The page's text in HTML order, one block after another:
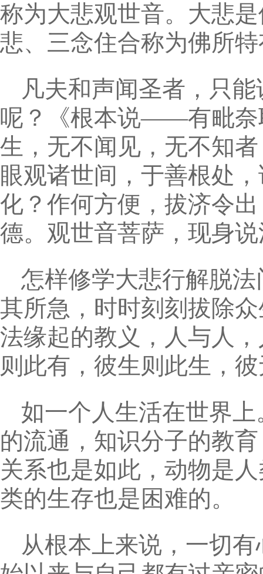
称为大悲观世音。大悲
悲、三念住合称为佛所
凡夫和声闻圣者，只
呢？《根本说——有毗奈
生，无不闻见，无不知
眼观诸世间，于善根处
化？作何方便，拔济令
德。观世音菩萨，现身
怎样修学大悲行解脱
其所急，时时刻刻拔除
法缘起的教义，人与人
则此有，彼生则此生，
如一个人生活在世界
的流通，知识分子的教
关系也是如此，动物是
类的生存也是困难的。
从根本上来说，一切